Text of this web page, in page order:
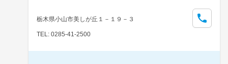
栃木県小山市美しが丘１－１９－３
TEL: 0285-41-2500